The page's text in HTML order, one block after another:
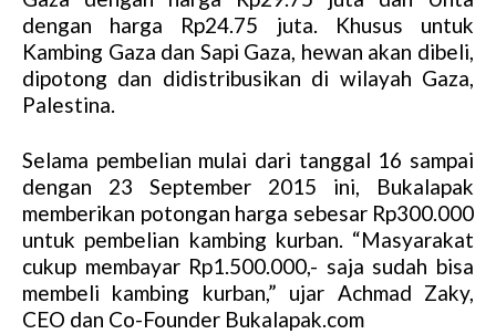
dengan harga Rp24.75 juta. Khusus untuk
Kambing Gaza dan Sapi Gaza, hewan akan dibeli,
dipotong dan didistribusikan di wilayah Gaza,
Palestina.
Selama pembelian mulai dari tanggal 16 sampai
dengan 23 September 2015 ini, Bukalapak
memberikan potongan harga sebesar Rp300.000
untuk pembelian kambing kurban. “Masyarakat
cukup membayar Rp1.500.000,- saja sudah bisa
membeli kambing kurban,” ujar Achmad Zaky,
CEO dan Co-Founder Bukalapak.com